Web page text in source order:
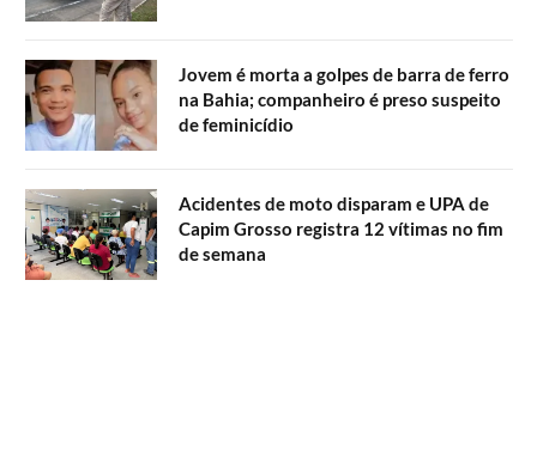
Jovem é morta a golpes de barra de ferro
na Bahia; companheiro é preso suspeito
de feminicídio
Acidentes de moto disparam e UPA de
Capim Grosso registra 12 vítimas no fim
de semana